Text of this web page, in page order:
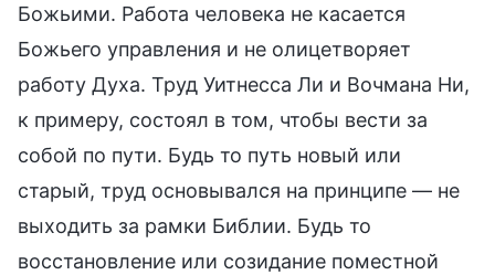
Божьими. Работа человека не касается
Божьего управления и не олицетворяет
работу Духа. Труд Уитнесса Ли и Вочмана Ни,
к примеру, состоял в том, чтобы вести за
собой по пути. Будь то путь новый или
старый, труд основывался на принципе — не
выходить за рамки Библии. Будь то
восстановление или созидание поместной